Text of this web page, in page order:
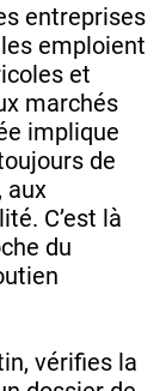
entreprises
emploient
et
marchés
implique
de
aux
C’est là
du
vérifies la